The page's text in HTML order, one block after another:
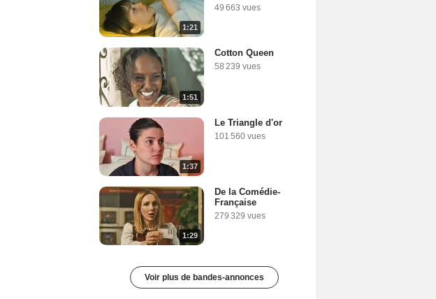
1:21
49 663 vues
1:51
Cotton Queen
58 239 vues
1:37
Le Triangle d'or
101 560 vues
1:29
De la Comédie-
Française
279 329 vues
Voir plus de bandes-annonces